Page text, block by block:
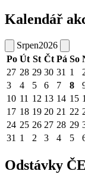
Kalendář
Srpen2026
Po Út St Čt Pá So
27 28 29 30 31 1
3
4 5 6 7 8
10 11 12 13 14 15
17 18 19 20 21 22
24 25 26 27 28 29
31 1 2 3 4 5
Odstávky